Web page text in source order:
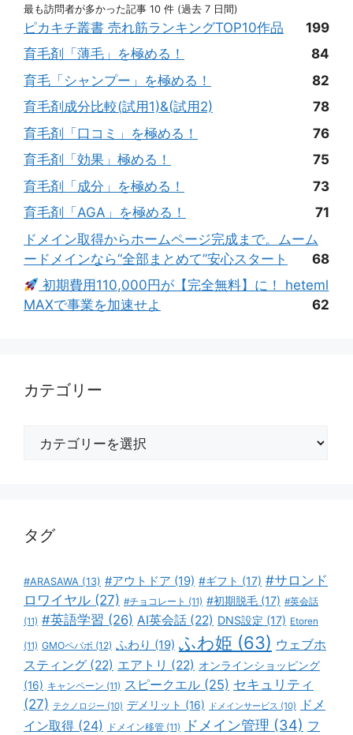
最も訪問者が多かった記事 10 件 (過去 7 日間)
ピカキチ叢書 売れ筋ランキングTOP10作品
199
育毛剤「薄毛」を極める！
84
育毛「シャンプー」を極める！
82
育毛剤成分比較(試用1)&(試用2)
78
育毛剤「口コミ」を極める！
76
育毛剤「効果」極める！
75
育毛剤「成分」を極める！
73
育毛剤「AGA」を極める！
71
ドメイン取得からホームページ完成まで。ムーム
ードメインなら“全部まとめて”安心スタート
68
初期費用110,000円が【完全無料】に！ heteml
MAXで事業を加速せよ
62
カテゴリー
タグ
#ARASAWA (13) #アウトドア (19) #ギフト (17) #サロンド
ロワイヤル (27) #チョコレート (11) #初期脱毛 (17) #英会話
(11) #英語学習 (26) AI英会話 (22) DNS設定 (17) Etoren
(11) GMOペパボ (12) ふわり (19) ふわ姫 (63) ウェブホ
スティング (22) エアトリ (22) オンラインショッピング
(16) キャンペーン (11) スピークエル (25) セキュリティ
(27) テクノロジー (10) デメリット (16) ドメインサービス (10)
ドメ
イン取得 (24) ドメイン移管 (11) ドメイン管理 (34) フ